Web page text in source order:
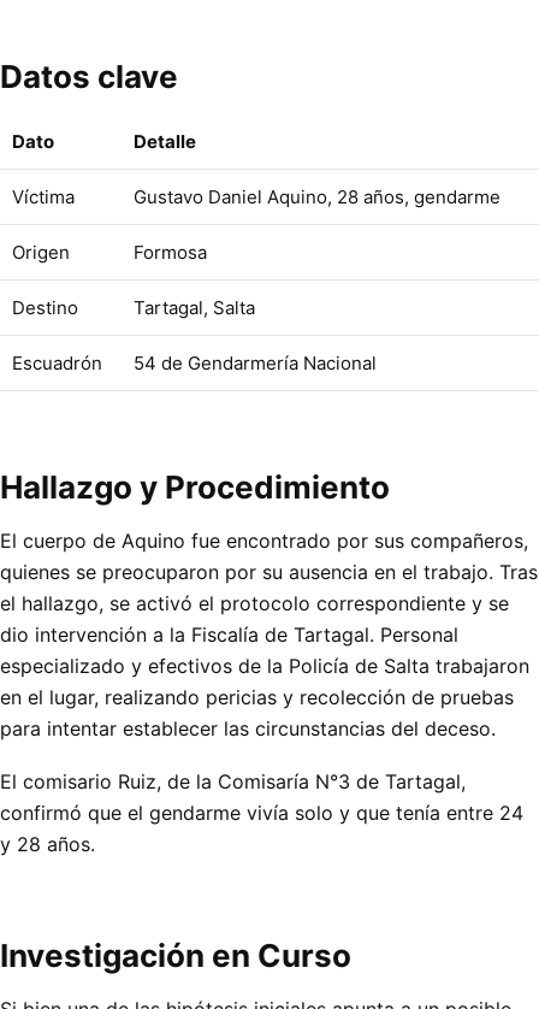
Datos clave
Dato Detalle
Víctima Gustavo Daniel Aquino, 28 años, gendarme
Origen Formosa
Destino Tartagal, Salta
Escuadrón 54 de Gendarmería Nacional
Hallazgo y Procedimiento
El cuerpo de Aquino fue encontrado por sus compañeros,
quienes se preocuparon por su ausencia en el trabajo. Tras
el hallazgo, se activó el protocolo correspondiente y se
dio intervención a la Fiscalía de Tartagal. Personal
especializado y efectivos de la Policía de Salta trabajaron
en el lugar, realizando pericias y recolección de pruebas
para intentar establecer las circunstancias del deceso.
El comisario Ruiz, de la Comisaría N°3 de Tartagal,
confirmó que el gendarme vivía solo y que tenía entre 24
y 28 años.
Investigación en Curso